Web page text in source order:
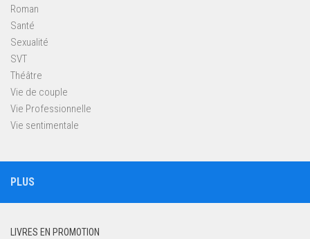
Roman
Santé
Sexualité
SVT
Théâtre
Vie de couple
Vie Professionnelle
Vie sentimentale
PLUS
LIVRES EN PROMOTION